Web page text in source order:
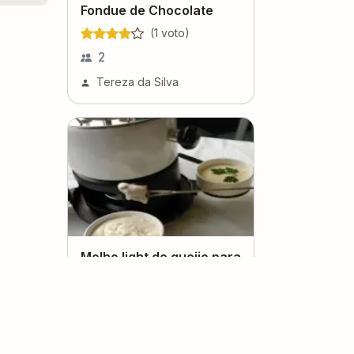
Fondue de Chocolate
(1 voto)
2
Tereza da Silva
Molho light de queijo para